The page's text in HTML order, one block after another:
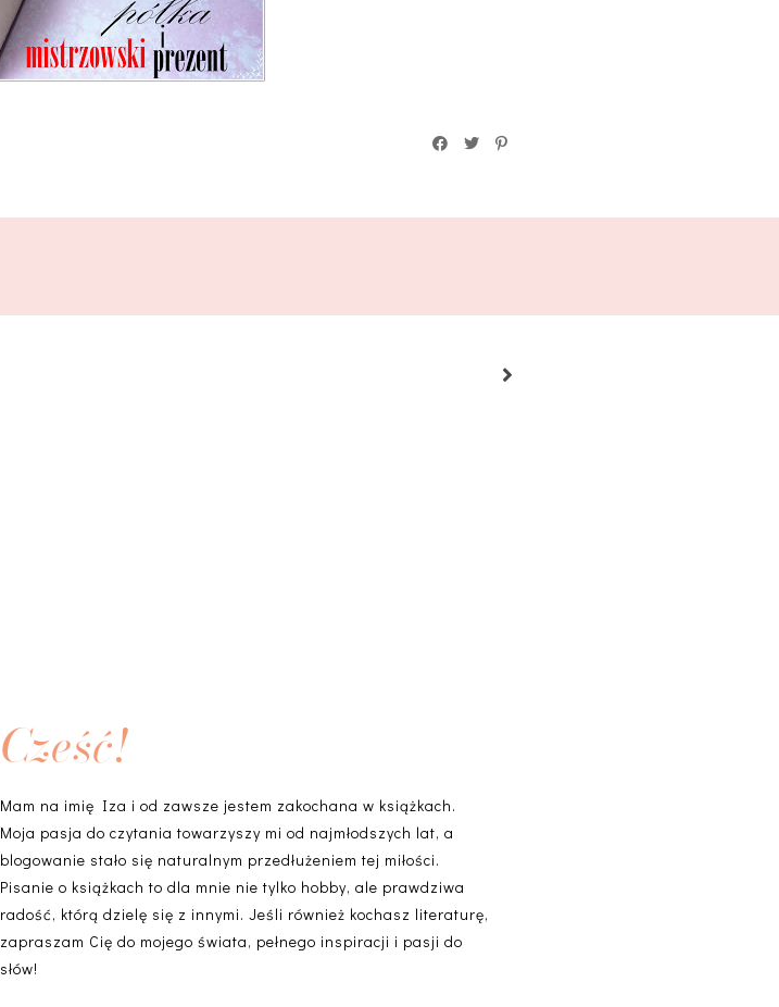
Cześć!
Mam na imię Iza i od zawsze jestem zakochana w książkach.
Moja pasja do czytania towarzyszy mi od najmłodszych lat, a
blogowanie stało się naturalnym przedłużeniem tej miłości.
Pisanie o książkach to dla mnie nie tylko hobby, ale prawdziwa
radość, którą dzielę się z innymi. Jeśli również kochasz literaturę,
zapraszam Cię do mojego świata, pełnego inspiracji i pasji do
słów!